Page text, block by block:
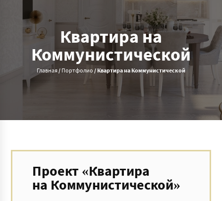
Квартира на
Коммунистической
Главная/ Портфолио / Квартира на Коммунистической
Проект «Квартира
на Коммунистической»